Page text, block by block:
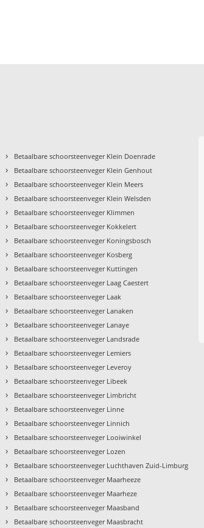
› Betaalbare schoorsteenveger Klein Doenrade
› Betaalbare schoorsteenveger Klein Genhout
› Betaalbare schoorsteenveger Klein Meers
› Betaalbare schoorsteenveger Klein Welsden
› Betaalbare schoorsteenveger Klimmen
› Betaalbare schoorsteenveger Kokkelert
› Betaalbare schoorsteenveger Koningsbosch
› Betaalbare schoorsteenveger Kosberg
› Betaalbare schoorsteenveger Kuttingen
› Betaalbare schoorsteenveger Laag Caestert
› Betaalbare schoorsteenveger Laak
› Betaalbare schoorsteenveger Lanaken
› Betaalbare schoorsteenveger Lanaye
› Betaalbare schoorsteenveger Landsrade
› Betaalbare schoorsteenveger Lemiers
› Betaalbare schoorsteenveger Leveroy
› Betaalbare schoorsteenveger Libeek
› Betaalbare schoorsteenveger Limbricht
› Betaalbare schoorsteenveger Linne
› Betaalbare schoorsteenveger Linnich
› Betaalbare schoorsteenveger Looiwinkel
› Betaalbare schoorsteenveger Lozen
› Betaalbare schoorsteenveger Luchthaven Zuid-Limburg
› Betaalbare schoorsteenveger Maarheeze
› Betaalbare schoorsteenveger Maarheze
› Betaalbare schoorsteenveger Maasband
› Betaalbare schoorsteenveger Maasbracht